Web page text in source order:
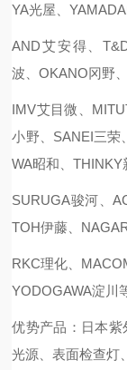
YA光屋、
AND艾安得、
波、OKANO冈野
IMV艾目微、
小野、SANEI三荣
WA昭和、
SURUGA骏河、
TOH伊藤、
RKC理化、
YODOGAWA淀川
优势产品：日本
光源、表面检查灯